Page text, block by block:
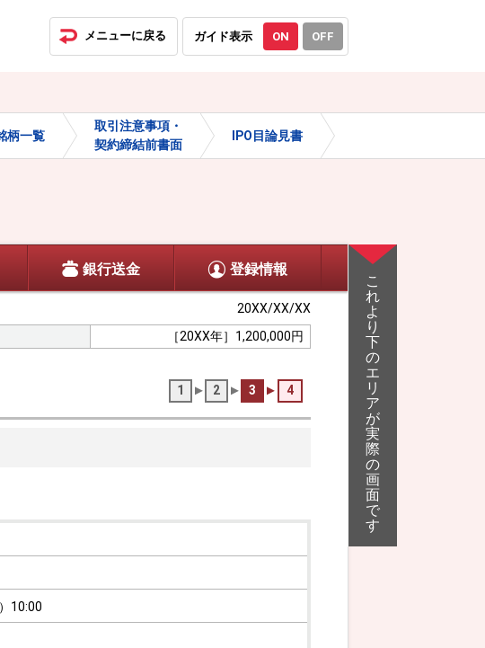
メニューに戻る ガイド表示 ON OFF
柄一覧
取引注意事項・
契約締結前書面
IPO目論見書
こ
れ
よ
り
下
の
エ
リ
ア
が
実
際
の
画
面
で
す
銀行送金 登録情報
20XX/XX/XX
［20XX年］1,200,000円
1 2 3 4
10:00